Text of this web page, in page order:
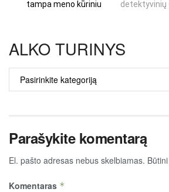
tampa meno kūriniu
detektyvinių
ALKO TURINYS
TURINYS
Parašykite komentarą
El. pašto adresas nebus skelbiamas.
Komentaras *